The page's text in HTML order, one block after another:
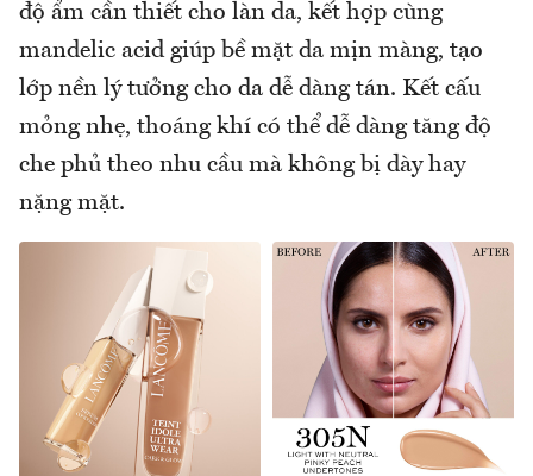
độ ẩm cần thiết cho làn da, kết hợp cùng
mandelic acid giúp bề mặt da mịn màng, tạo
lớp nền lý tưởng cho da dễ dàng tán. Kết cấu
mỏng nhẹ, thoáng khí có thể dễ dàng tăng độ
che phủ theo nhu cầu mà không bị dày hay
nặng mặt.